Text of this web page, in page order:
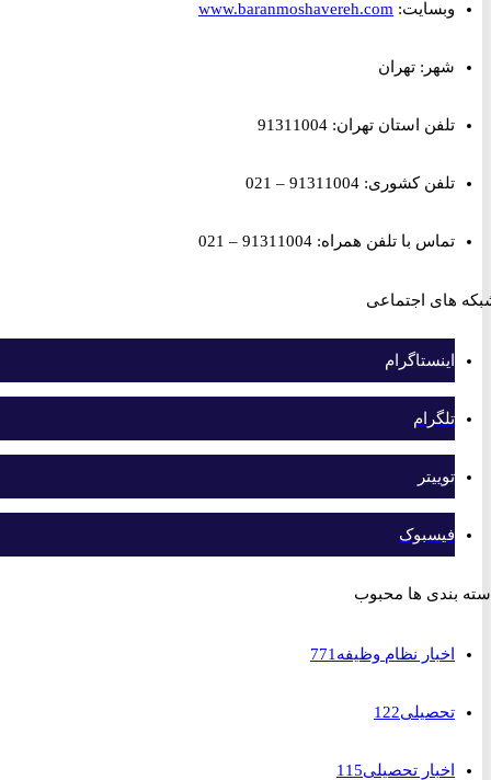
وبسایت:www.baranmoshavereh.com
شهر: تهران
تلفن استان تهران: 91311004
تلفن کشوری: 91311004 – 021
تماس با تلفن همراه: 91311004 – 021
اجتماعی
اینستاگرام
تلگرام
توییتر
فیسبوک
ها محبوب
اخبار نظام وظیفه771
تحصیلی122
اخبار تحصیلی115